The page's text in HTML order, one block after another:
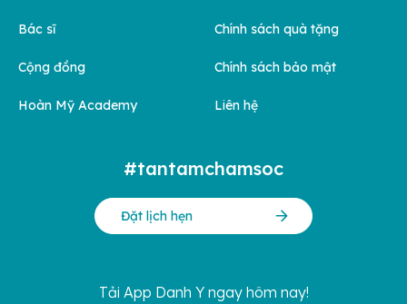
Bác sĩ
Cộng đồng
Hoàn Mỹ Academy
Chính sách quà tặng
Chính sách bảo mật
Liên hệ
#tantamchamsoc
Đặt lịch hẹn
Tải App Danh Y ngay hôm nay!